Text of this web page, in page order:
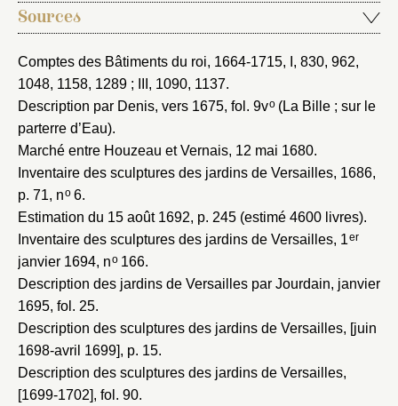
Sources
Comptes des Bâtiments du roi, 1664-1715, I, 830, 962,
1048, 1158, 1289 ; III, 1090, 1137.
Description par Denis, vers 1675, fol. 9vo(La Bille ; sur le
parterre d’Eau).
Marché entre Houzeau et Vernais, 12 mai 1680.
Inventaire des sculptures des jardins de Versailles, 1686,
p. 71, no6.
Estimation du 15 août 1692, p. 245 (estimé 4600 livres).
Inventaire des sculptures des jardins de Versailles, 1er
janvier 1694, no166.
Description des jardins de Versailles par Jourdain, janvier
1695, fol. 25.
Description des sculptures des jardins de Versailles, [juin
1698-avril 1699], p. 15.
Description des sculptures des jardins de Versailles,
[1699-1702], fol. 90.
Nom du dossier
Valider
Nouveau dossier
Créer et ajouter
Courriel
Mot de passe
Envoyer
Vous n'êtes pas encore inscrit ?
Vous avez oublié votre mot de passe ?Cliquez ici